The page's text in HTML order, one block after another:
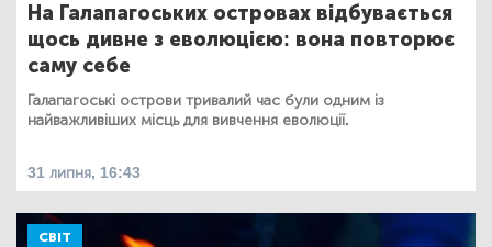
На Галапагоських островах відбувається
щось дивне з еволюцією: вона повторює
саму себе
Галапагоські острови тривалий час були одним із
найважливіших місць для вивчення еволюції.
31 липня, 16:43
СВІТ